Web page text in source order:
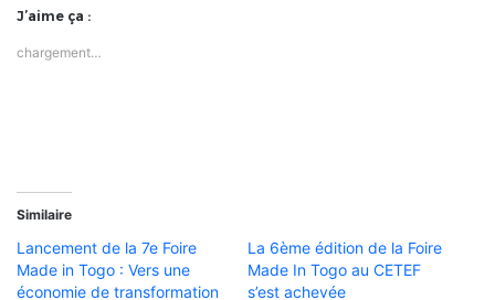
J’aime ça :
chargement…
Similaire
Lancement de la 7e Foire
Made in Togo : Vers une
économie de transformation
La 6ème édition de la Foire
Made In Togo au CETEF
s’est achevée